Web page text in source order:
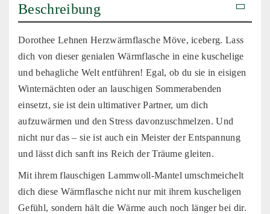
Beschreibung
Dorothee Lehnen Herzwärmflasche Möve, iceberg. Lass
dich von dieser genialen Wärmflasche in eine kuschelige
und behagliche Welt entführen! Egal, ob du sie in eisigen
Winternächten oder an lauschigen Sommerabenden
einsetzt, sie ist dein ultimativer Partner, um dich
aufzuwärmen und den Stress davonzuschmelzen. Und
nicht nur das – sie ist auch ein Meister der Entspannung
und lässt dich sanft ins Reich der Träume gleiten.
Mit ihrem flauschigen Lammwoll-Mantel umschmeichelt
dich diese Wärmflasche nicht nur mit ihrem kuscheligen
Gefühl, sondern hält die Wärme auch noch länger bei dir.